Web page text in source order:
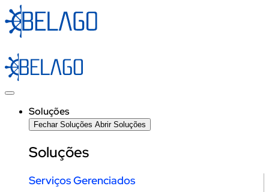
Ir
para
Soluções
Fechar Soluções Abrir Soluções
Soluções
Serviços Gerenciados